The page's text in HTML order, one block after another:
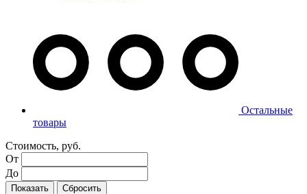
Остальные
товары
Стоимость, руб.
От
До